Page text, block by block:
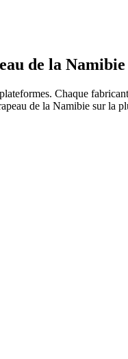
de la
Chaque
de la Namibie sur la